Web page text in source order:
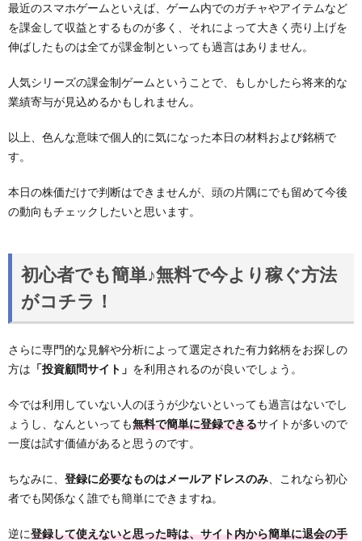
最近のスマホゲームといえば、ゲーム内でのガチャやアイテムなど
を課金して収益とするものが多く、それによって大きく売り上げを
伸ばしたものは全てが課金制といっても過言はありません。
人気シリーズの課金制ゲームということで、もしかしたら将来的な
業績寄与が見込めるかもしれません。
以上、色んな意味で個人的に気になった本日の材料および銘柄で
す。
本日の株価だけで判断はできませんが、頭の片隅にでも留めて今後
の動向もチェックしたいと思います。
初心者でも簡単♪無料で今より稼ぐ方法
がコチラ！
さらに専門的な見解や分析によって選定された有力銘柄をお探しの
方は 「投資顧問サイト」 を利用されるのが良いでしょう。
今では利用していない人のほうが少ないといっても過言はないでし
ょうし、なんといっても無料で簡単に登録できるサイトが多いので
一度は試す価値があると思うのです。
ちなみに、 登録に必要なものはメールアドレスのみ 、これなら初心
者でも関係なく誰でも簡単にできますね。
逆に登録して使えないと思った時は、サイト内から簡単に退会の手